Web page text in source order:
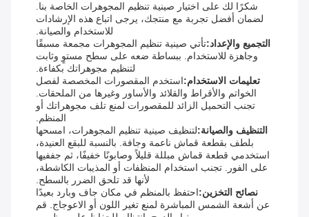
شكرًا لك على اختيار صينية تنظيم المجوهرات الخاصة بنا.
لضمان أفضل تجربة مع منتجك، يرجى اتباع هذه الإرشادات
للاستخدام والصيانة.
التجميع والإعداد:تأتي صينية تنظيم المجوهرات مجمعة مسبقًا
وجاهزة للاستخدام. ببساطة ضعه على سطح مستوٍ وثابت
لتنظيم مجوهراتك بكفاءة.
تعليمات الاستخدام:استخدم المقصورات المخصصة لفصل
الخواتم والأقراط والقلائد والأساور وغيرها من الملحقات.
تجنب التحميل الزائد للمقصورات لمنع تلف مجوهراتك أو
المنظم.
التنظيف والصيانة:لتنظيف صينية تنظيم المجوهرات، امسحها
بلطف بقطعة قماش ناعمة وجافة. بالنسبة للبقع العنيدة،
استخدمي قطعة قماش مبللة قليلاً وصابونًا خفيفًا، ثم جففيها
على الفور. تجنب استخدام المنظفات أو المذيبات الكاشطة،
لأنها قد تلحق الضرر بالسطح.
نصائح التخزين:احتفظ بالمنظم في مكان جاف وبارد بعيدًا
عن أشعة الشمس المباشرة لمنع تغير اللون أو الاعوجاج. قم